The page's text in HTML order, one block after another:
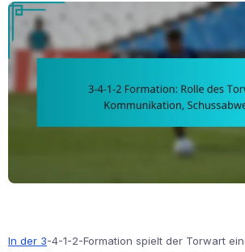
In der 3-4-1-2-Formation spielt der Torwart